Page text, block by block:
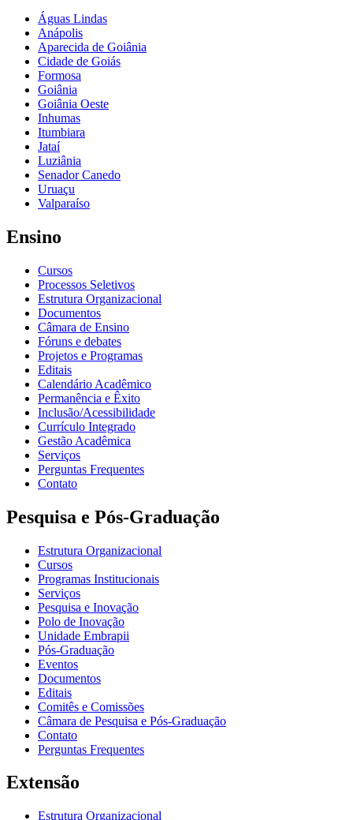
Águas Lindas
Anápolis
Aparecida de Goiânia
Cidade de Goiás
Formosa
Goiânia
Goiânia Oeste
Inhumas
Itumbiara
Jataí
Luziânia
Senador Canedo
Uruaçu
Valparaíso
Ensino
Cursos
Processos Seletivos
Estrutura Organizacional
Documentos
Câmara de Ensino
Fóruns e debates
Projetos e Programas
Editais
Calendário Acadêmico
Permanência e Êxito
Inclusão/Acessibilidade
Currículo Integrado
Gestão Acadêmica
Serviços
Perguntas Frequentes
Contato
Pesquisa e Pós-Graduação
Estrutura Organizacional
Cursos
Programas Institucionais
Serviços
Pesquisa e Inovação
Polo de Inovação
Unidade Embrapii
Pós-Graduação
Eventos
Documentos
Editais
Comitês e Comissões
Câmara de Pesquisa e Pós-Graduação
Contato
Perguntas Frequentes
Extensão
Estrutura Organizacional